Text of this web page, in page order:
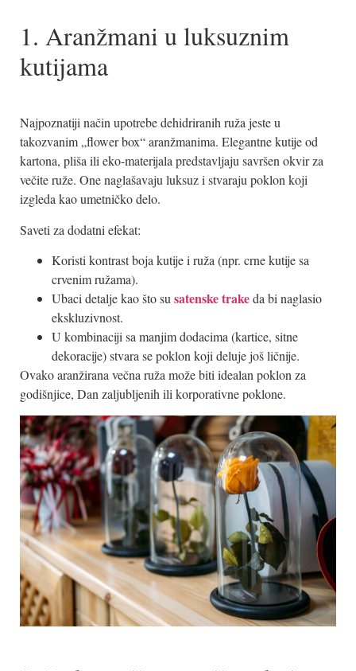
1. Aranžmani u luksuznim
kutijama
Najpoznatiji način upotrebe dehidriranih ruža jeste u
takozvanim „flower box“ aranžmanima. Elegantne kutije od
kartona, pliša ili eko-materijala predstavljaju savršen okvir za
večite ruže. One naglašavaju luksuz i stvaraju poklon koji
izgleda kao umetničko delo.
Saveti za dodatni efekat:
Koristi kontrast boja kutije i ruža (npr. crne kutije sa
crvenim ružama).
Ubaci detalje kao što su satenske trakeda bi naglasio
ekskluzivnost.
U kombinaciji sa manjim dodacima (kartice, sitne
dekoracije) stvara se poklon koji deluje još ličnije.
Ovako aranžirana večna ruža može biti idealan poklon za
godišnjice, Dan zaljubljenih ili korporativne poklone.